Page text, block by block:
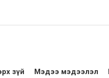
зүй Мэдээ мэдээлэл